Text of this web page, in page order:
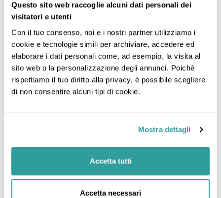
Questo sito web raccoglie alcuni dati personali dei
visitatori e utenti
Con il tuo consenso, noi e i nostri partner utilizziamo i
cookie e tecnologie simili per archiviare, accedere ed
elaborare i dati personali come, ad esempio, la visita al
sito web o la personalizzazione degli annunci. Poiché
rispettiamo il tuo diritto alla privacy, è possibile scegliere
di non consentire alcuni tipi di cookie.
Mostra dettagli
Accetta tutti
Accetta necessari
Categorie di MSC Preziosa
Balcone